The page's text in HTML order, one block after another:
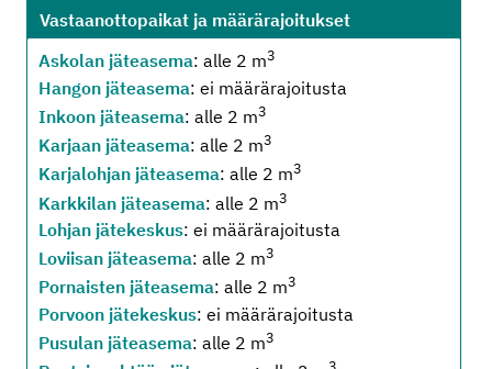
Vastaanottopaikat ja määrärajoitukset
Askolan jäteasema: alle 2 m3
Hangon jäteasema: ei määrärajoitusta
Inkoon jäteasema: alle 2 m3
Karjaan jäteasema: alle 2 m3
Karjalohjan jäteasema: alle 2 m3
Karkkilan jäteasema: alle 2 m3
Lohjan jätekeskus: ei määrärajoitusta
Loviisan jäteasema: alle 2 m3
Pornaisten jäteasema: alle 2 m3
Porvoon jätekeskus: ei määrärajoitusta
Pusulan jäteasema: alle 2 m3